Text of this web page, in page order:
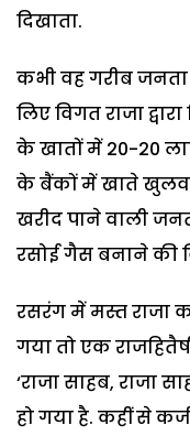
दिखाता.
कभी वह गरीब
लिए विगत राजा
के खातों में 20-20
के बैंकों में खाते
खरीद पाने वाली
रसोई गैस बनाने की
रसरंग में मस्त राजा
गया तो एक
‘राजा साहब, राजा
हो गया है. कहीं से